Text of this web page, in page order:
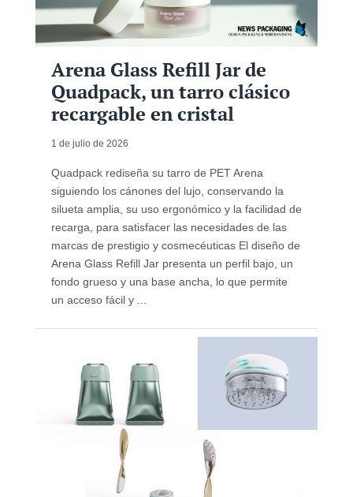
Arena Glass Refill Jar de
Quadpack, un tarro clásico
recargable en cristal
1 de julio de 2026
Quadpack rediseña su tarro de PET Arena
siguiendo los cánones del lujo, conservando la
silueta amplia, su uso ergonómico y la facilidad de
recarga, para satisfacer las necesidades de las
marcas de prestigio y cosmecéuticas El diseño de
Arena Glass Refill Jar presenta un perfil bajo, un
fondo grueso y una base ancha, lo que permite
un acceso fácil y ...